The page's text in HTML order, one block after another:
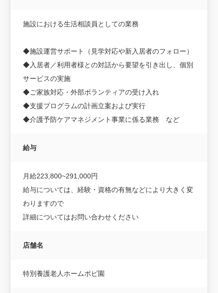
施設における生活相談員としての業務
◆施設運営サポート（見学対応や新入居者のフォロー）
◆入居者／利用者様との対話から要望を引き出し、個別
サービスの実施
◆ご家族対応・外部ボランティアの受け入れ
◆支援プログラムの計画立案および実行
◆介護予防ケアマネジメント事業に係る業務 など
給与
月給223,800~291,000円
給与については、経験・資格の有無などにより大きく変
わりますので
詳細についてはお問い合わせください
店舗名
特別養護老人ホームポピ園